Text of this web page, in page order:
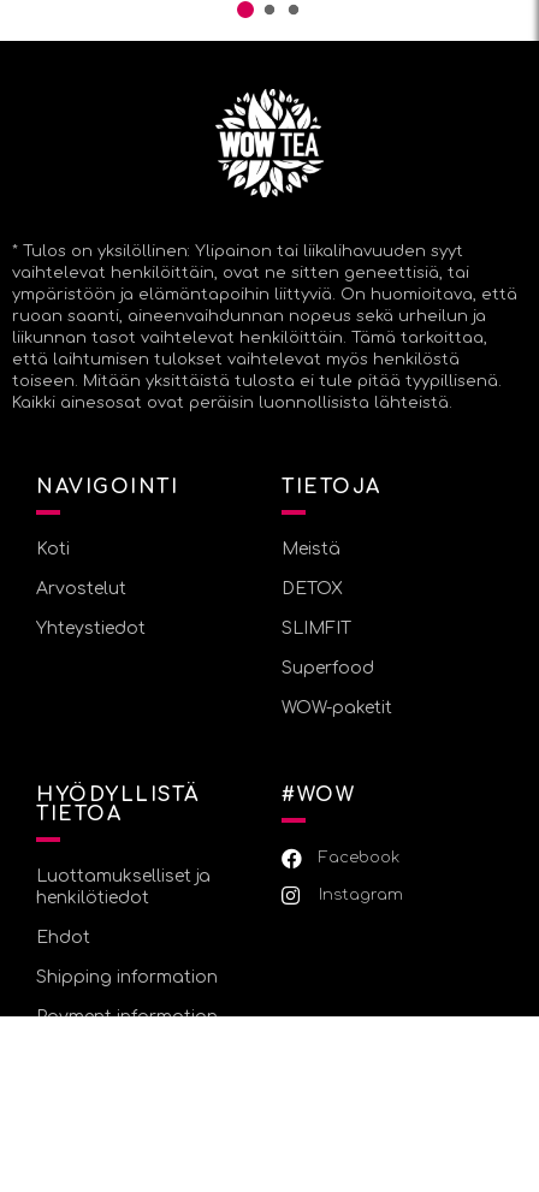
* Tulos on yksilöllinen: Ylipainon tai liikalihavuuden syyt
vaihtelevat henkilöittäin, ovat ne sitten geneettisiä, tai
ympäristöön ja elämäntapoihin liittyviä. On huomioitava, että
ruoan saanti, aineenvaihdunnan nopeus sekä urheilun ja
liikunnan tasot vaihtelevat henkilöittäin. Tämä tarkoittaa,
että laihtumisen tulokset vaihtelevat myös henkilöstä
toiseen. Mitään yksittäistä tulosta ei tule pitää tyypillisenä.
Kaikki ainesosat ovat peräisin luonnollisista lähteistä.
NAVIGOINTI
Koti
Arvostelut
Yhteystiedot
TIETOJA
Meistä
DETOX
SLIMFIT
Superfood
WOW-paketit
HYÖDYLLISTÄ
TIETOA
Luottamukselliset ja
henkilötiedot
Ehdot
Shipping information
Payment information
#WOW
Facebook
Instagram